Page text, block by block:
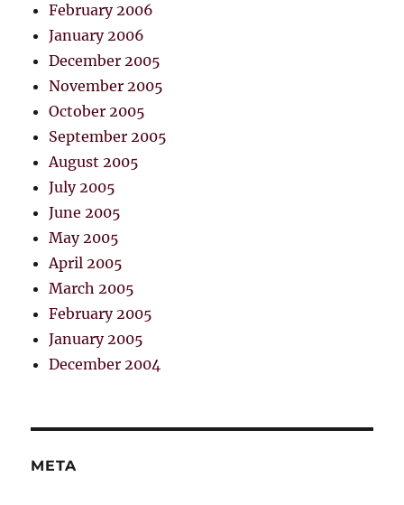
February 2006
January 2006
December 2005
November 2005
October 2005
September 2005
August 2005
July 2005
June 2005
May 2005
April 2005
March 2005
February 2005
January 2005
December 2004
META